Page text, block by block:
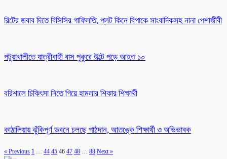
রিটের জবাব দিতে বিসিসির গাফিলতি, প্লট কিনে বিপাকে সাংবাদিকসহ নানা পেশাজীবী
পটুয়াখালীতে যাত্রীবাহী বাস পুকুরে উল্টে পড়ে আহত ১০
বরিশালে চিকিৎসা নিতে গিয়ে হামলার শিকার শিক্ষার্থী
কাঠালিয়ায় ঝুঁকিপূর্ণ ভবনে চলছে পাঠদান, আতঙ্কে শিক্ষার্থী ও অভিভাবক
« Previous 1 44 45 46 47 48 88 Next »